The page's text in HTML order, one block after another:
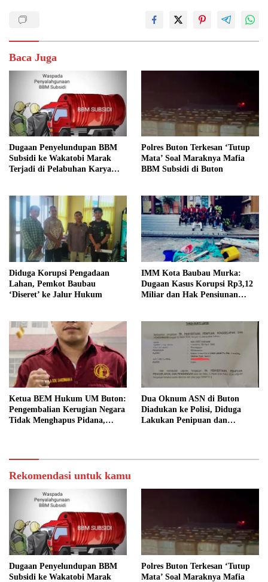
Baca Juga
Dugaan Penyelundupan BBM
Subsidi ke Wakatobi Marak
Terjadi di Pelabuhan Karya
Polres Buton Terkesan ‘Tutup
Mata’ Soal Maraknya Mafia
BBM Subsidi di Buton
Diduga Korupsi Pengadaan
Lahan, Pemkot Baubau
‘Diseret’ ke Jalur Hukum
IMM Kota Baubau Murka:
Dugaan Kasus Korupsi Rp3,12
Miliar dan Hak Pensiunan
Ketua BEM Hukum UM Buton:
Pengembalian Kerugian Negara
Tidak Menghapus Pidana,
Dua Oknum ASN di Buton
Diadukan ke Polisi, Diduga
Lakukan Penipuan dan
Rekomendasi untuk kamu
Dugaan Penyelundupan BBM
Subsidi ke Wakatobi Marak
Polres Buton Terkesan ‘Tutup
Mata’ Soal Maraknya Mafia